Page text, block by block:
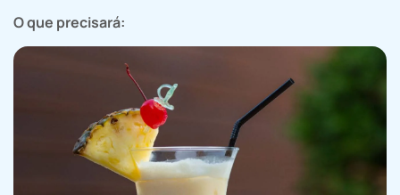
O que precisará: